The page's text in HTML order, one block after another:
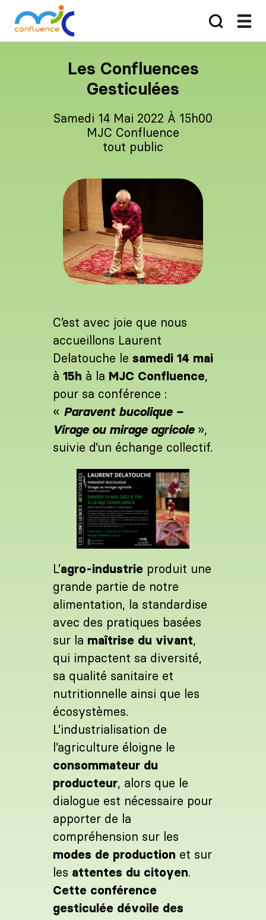
Les Confluences
Gesticulées
Samedi 14 Mai 2022 À 15h00
MJC Confluence
tout public
C’est avec joie que nous
accueillons Laurent
Delatouche le samedi 14 mai
à 15h à la MJC Confluence,
pour sa conférence :
« Paravent bucolique –
Virage ou mirage agricole»,
suivie d’un échange collectif.
L’agro-industrie produit une
grande partie de notre
alimentation, la standardise
avec des pratiques basées
sur la maîtrise du vivant,
qui impactent sa diversité,
sa qualité sanitaire et
nutritionnelle ainsi que les
écosystèmes.
L’industrialisation de
l’agriculture éloigne le
consommateur du
producteur, alors que le
dialogue est nécessaire pour
apporter de la
compréhension sur les
modes de production et sur
les attentes du citoyen.
Cette conférence
gesticulée dévoile des